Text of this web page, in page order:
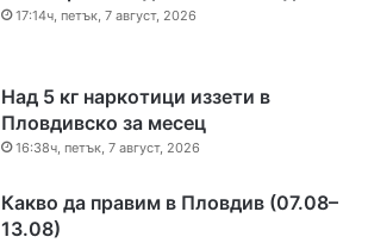
17:14ч, петък, 7 август, 2026
Над 5 кг наркотици иззети в
Пловдивско за месец
16:38ч, петък, 7 август, 2026
Какво да правим в Пловдив (07.08–
13.08)